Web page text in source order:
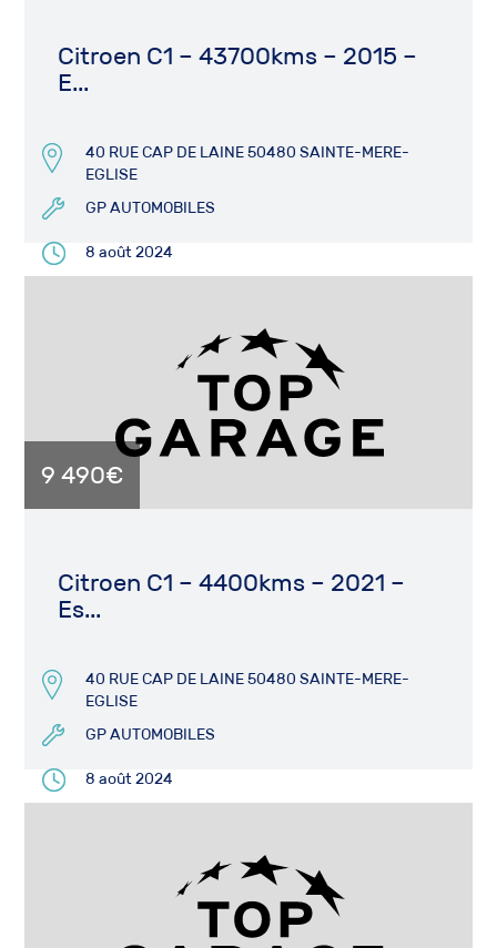
Citroen C1 – 43700kms – 2015 –
E...
40 RUE CAP DE LAINE 50480 SAINTE-MERE-
EGLISE
GP AUTOMOBILES
8 août 2024
9 490€
Citroen C1 – 4400kms – 2021 –
Es...
40 RUE CAP DE LAINE 50480 SAINTE-MERE-
EGLISE
GP AUTOMOBILES
8 août 2024